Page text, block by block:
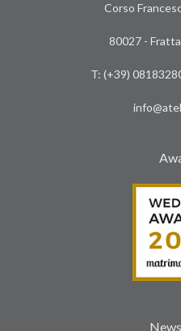
Corso
80027 -
T: (+39)